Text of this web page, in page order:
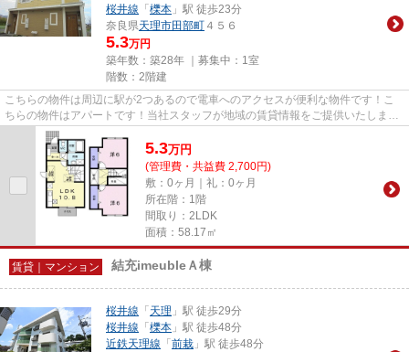
桜井線 「 櫟本 」駅 徒歩23分
奈良県天理市田部町 ４５６
5.3万円
築年数：築28年 ｜募集中： 1室
階数：2階建
こちらの物件は周辺に駅が2つあるので電車へのアクセスが便利な物件です！こ
ちらの物件はアパートです！当社スタッフが地域の賃貸情報をご提供いたしま
す！お客様のこだわりやご要望な...
5.3万円
(管理費・共益費 2,700円)
敷：0ヶ月｜礼：0ヶ月
所在階：1階
間取り：2LDK
面積：58.17㎡
賃貸｜マンション 結充imeubleＡ棟
桜井線 「 天理 」駅 徒歩29分
桜井線 「 櫟本 」駅 徒歩48分
近鉄天理線 「 前栽 」駅 徒歩48分